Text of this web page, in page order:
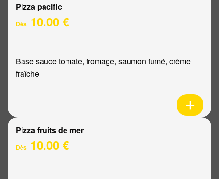
Pizza pacific
Dès 10.00 €
Base sauce tomate, fromage, saumon fumé, crème
fraîche
Pizza fruits de mer
Dès 10.00 €